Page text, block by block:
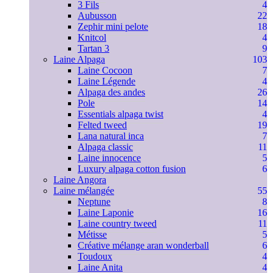
3 Fils
4
Aubusson
22
Zephir mini pelote
18
Knitcol
4
Tartan 3
9
Laine Alpaga
103
Laine Cocoon
7
Laine Légende
4
Alpaga des andes
26
Pole
14
Essentials alpaga twist
4
Felted tweed
19
Lana natural inca
7
Alpaga classic
11
Laine innocence
5
Luxury alpaga cotton fusion
6
Laine Angora
Laine mélangée
55
Neptune
8
Laine Laponie
16
Laine country tweed
11
Métisse
5
Créative mélange aran wonderball
6
Toudoux
4
Laine Anita
4